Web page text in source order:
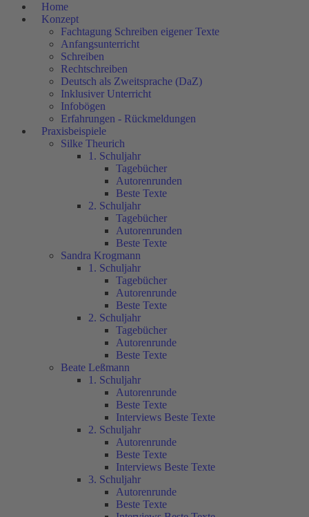
Home
Konzept
Fachtagung Schreiben eigener Texte
Anfangsunterricht
Schreiben
Rechtschreiben
Deutsch als Zweitsprache (DaZ)
Inklusiver Unterricht
Infobögen
Erfahrungen - Rückmeldungen
Praxisbeispiele
Silke Theurich
1. Schuljahr
Tagebücher
Autorenrunden
Beste Texte
2. Schuljahr
Tagebücher
Autorenrunden
Beste Texte
Sandra Krogmann
1. Schuljahr
Tagebücher
Autorenrunde
Beste Texte
2. Schuljahr
Tagebücher
Autorenrunde
Beste Texte
Beate Leßmann
1. Schuljahr
Autorenrunde
Beste Texte
Interviews Beste Texte
2. Schuljahr
Autorenrunde
Beste Texte
Interviews Beste Texte
3. Schuljahr
Autorenrunde
Beste Texte